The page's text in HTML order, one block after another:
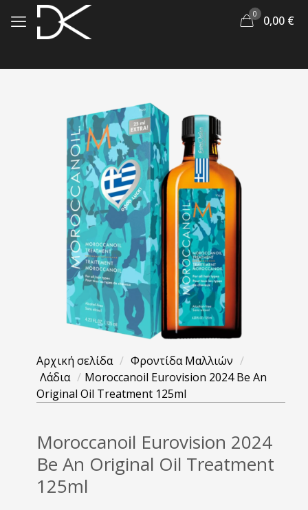
0 0,00 €
Αρχική σελίδα / Φροντίδα Μαλλιών /
Λάδια / Moroccanoil Eurovision 2024 Be An
Original Oil Treatment 125ml
Moroccanoil Eurovision 2024
Be An Original Oil Treatment
125ml